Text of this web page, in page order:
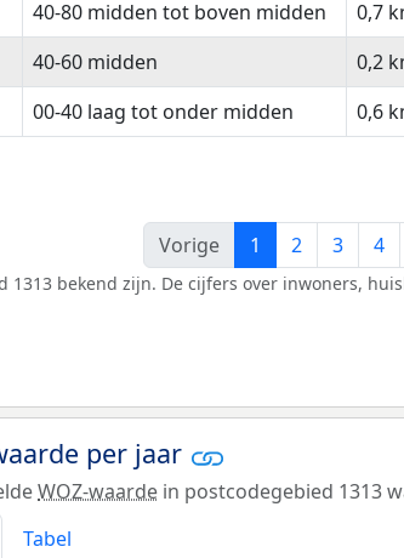
40-80 midden tot boven midden
0,7
40-60 midden
0,2
00-40 laag tot onder midden 0,6
Vorige
1 2 3 4
bekend zijn. De cijfers over inwoners,
per jaar
WOZ-waarde in postcodegebied 1313
Tabel